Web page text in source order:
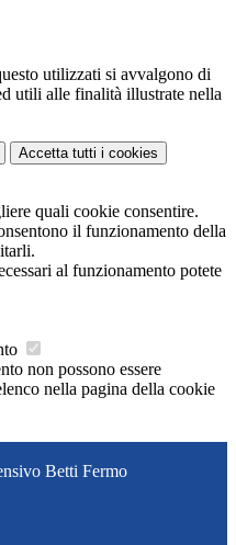
utilizzati si avvalgono di
utili alle finalità illustrate nella
Accetta tutti i cookies
quali cookie consentire.
il funzionamento della
al funzionamento potete
non possono essere
nella pagina della cookie
Betti Fermo